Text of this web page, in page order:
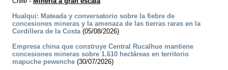
Hualqui: Mateada y conversatorio sobre la fiebre de
concesiones mineras y la amenaza de las tierras raras en la
Cordillera de la Costa(05/08/2026)
Empresa china que construye Central Rucalhue mantiene
concesiones mineras sobre 1.610 hectáreas en territorio
mapuche pewenche (30/07/2026)